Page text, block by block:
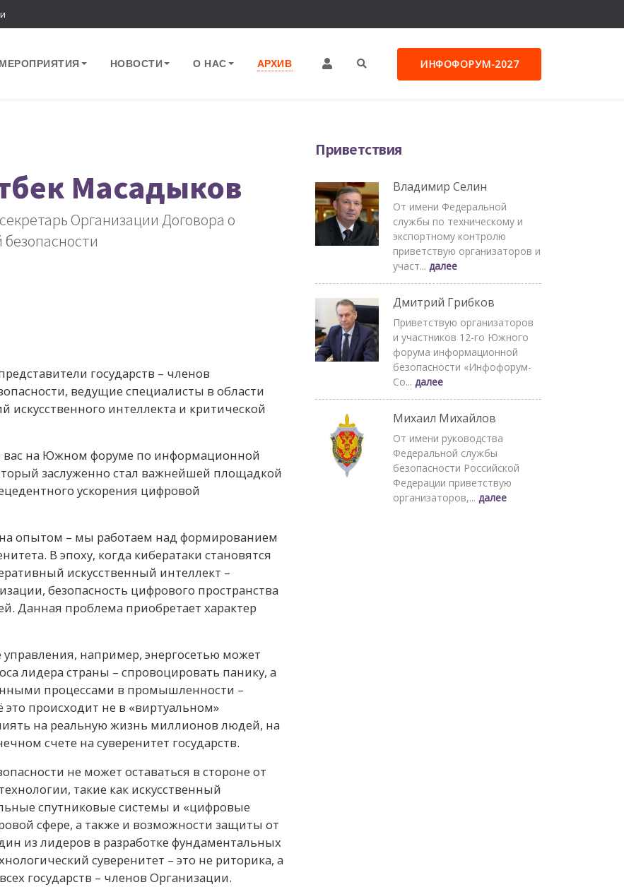
МЕРОПРИЯТИЯ НОВОСТИ О НАС АРХИВ ИНФОФОРУМ-2027
Масадыков
Организации Договора о
государств – членов
ведущие специалисты в области
интеллекта и критической
вас на Южном форуме по информационной
заслуженно стал важнейшей площадкой
ускорения цифровой
опытом – мы работаем над формированием
В эпоху, когда кибератаки становятся
искусственный интеллект –
безопасность цифрового пространства
Данная проблема приобретает характер
например, энергосетью может
лидера страны – спровоцировать панику, а
процессами в промышленности –
происходит не в «виртуальном»
на реальную жизнь миллионов людей, на
счете на суверенитет государств.
не может оставаться в стороне от
такие как искусственный
спутниковые системы и «цифровые
сфере, а также и возможности защиты от
из лидеров в разработке фундаментальных
суверенитет – это не риторика, а
государств – членов Организации.
Приветствия
Владимир Селин
От имени Федеральной
службы по техническому и
экспортному контролю
приветствую организаторов и
участ... далее
Дмитрий Грибков
Приветствую организаторов
и участников 12-го Южного
форума информационной
безопасности «Инфофорум-
Со... далее
Михаил Михайлов
От имени руководства
Федеральной службы
безопасности Российской
Федерации приветствую
организаторов,... далее